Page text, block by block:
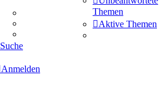
Schiffe versenken
Themen
Aktive Themen
Suche
Anmelden